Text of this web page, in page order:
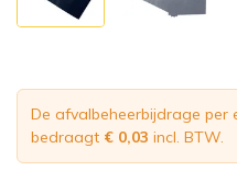
De afvalbeheerbijdrage
bedraagt € 0,03 incl. BTW.